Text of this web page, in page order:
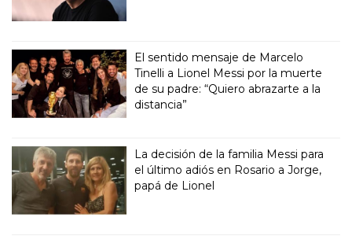
El sentido mensaje de Marcelo
Tinelli a Lionel Messi por la muerte
de su padre: “Quiero abrazarte a la
distancia”
La decisión de la familia Messi para
el último adiós en Rosario a Jorge,
papá de Lionel